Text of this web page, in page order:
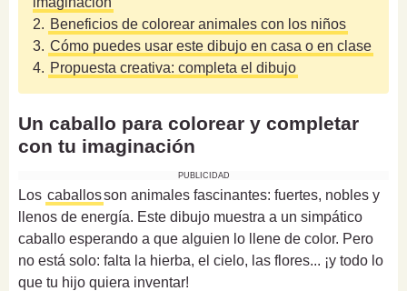
2. Beneficios de colorear animales con los niños
3. Cómo puedes usar este dibujo en casa o en clase
4. Propuesta creativa: completa el dibujo
Un caballo para colorear y completar
con tu imaginación
PUBLICIDAD
Los caballosson animales fascinantes: fuertes, nobles y
llenos de energía. Este dibujo muestra a un simpático
caballo esperando a que alguien lo llene de color. Pero
no está solo: falta la hierba, el cielo, las flores... ¡y todo lo
que tu hijo quiera inventar!